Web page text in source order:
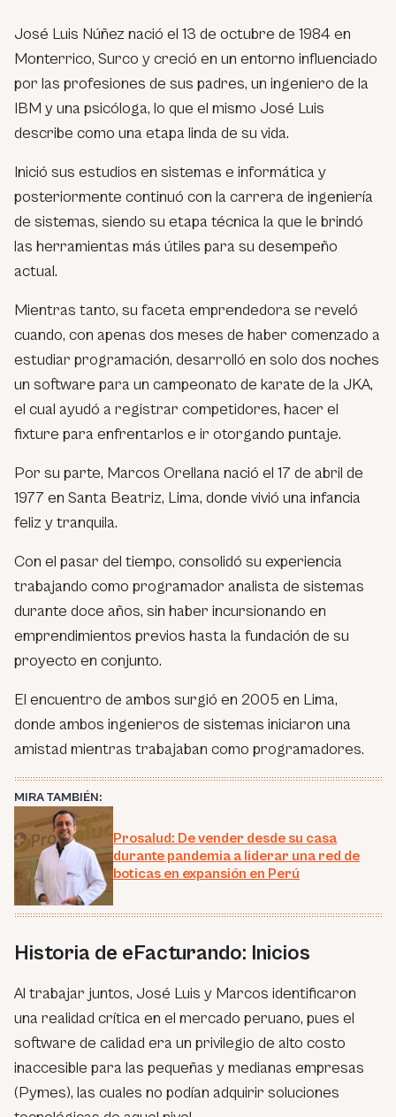
José Luis Núñez nació el 13 de octubre de 1984 en
Monterrico, Surco y creció en un entorno influenciado
por las profesiones de sus padres, un ingeniero de la
IBM y una psicóloga, lo que el mismo José Luis
describe como una etapa linda de su vida.
Inició sus estudios en sistemas e informática y
posteriormente continuó con la carrera de ingeniería
de sistemas, siendo su etapa técnica la que le brindó
las herramientas más útiles para su desempeño
actual.
Mientras tanto, su faceta emprendedora se reveló
cuando, con apenas dos meses de haber comenzado a
estudiar programación, desarrolló en solo dos noches
un software para un campeonato de karate de la JKA,
el cual ayudó a registrar competidores, hacer el
fixture para enfrentarlos e ir otorgando puntaje.
Por su parte, Marcos Orellana nació el 17 de abril de
1977 en Santa Beatriz, Lima, donde vivió una infancia
feliz y tranquila.
Con el pasar del tiempo, consolidó su experiencia
trabajando como programador analista de sistemas
durante doce años, sin haber incursionando en
emprendimientos previos hasta la fundación de su
proyecto en conjunto.
El encuentro de ambos surgió en 2005 en Lima,
donde ambos ingenieros de sistemas iniciaron una
amistad mientras trabajaban como programadores.
MIRA TAMBIÉN:
Prosalud: De vender desde su casa
durante pandemia a liderar una red de
boticas en expansión en Perú
Historia de eFacturando: Inicios
Al trabajar juntos, José Luis y Marcos identificaron
una realidad crítica en el mercado peruano, pues el
software de calidad era un privilegio de alto costo
inaccesible para las pequeñas y medianas empresas
(Pymes), las cuales no podían adquirir soluciones